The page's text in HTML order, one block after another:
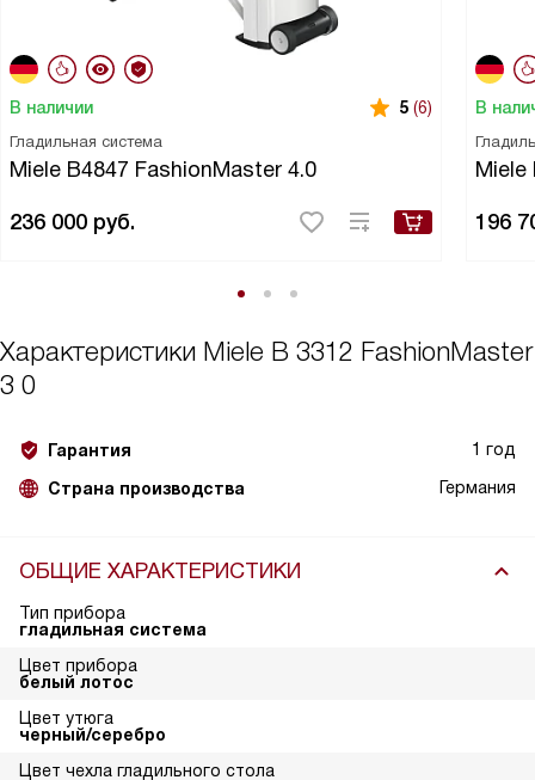
В наличии 5 (6)
Гладильная система
Miele B4847 FashionMaster 4.0
236 000 руб.
В
Miele
196
Характеристики Miele B 3312 FashionMaster
3 0
Гарантия 1 год
Страна производства Германия
ОБЩИЕ ХАРАКТЕРИСТИКИ
Тип прибора
гладильная система
Цвет прибора
белый лотос
Цвет утюга
черный/серебро
Цвет чехла гладильного стола